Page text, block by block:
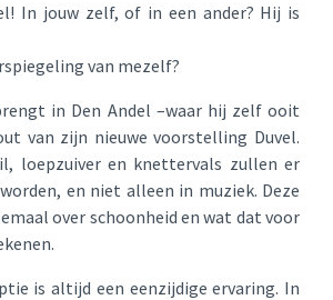
In jouw zelf, of in een ander? Hij is
van mezelf?
in Den Andel –waar hij zelf ooit
van zijn nieuwe voorstelling Duvel.
loepzuiver en knettervals zullen er
en niet alleen in muziek. Deze
over schoonheid en wat dat voor
is altijd een eenzijdige ervaring. In